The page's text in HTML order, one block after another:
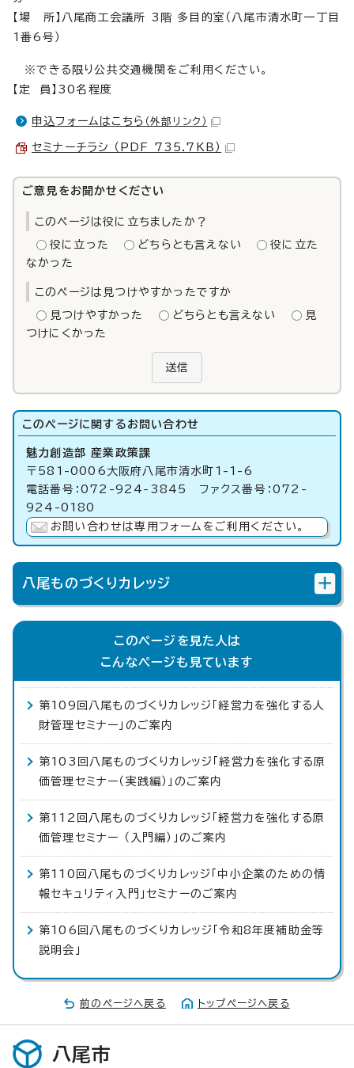
【場 所】八尾商工会議所 3階 多目的室（八尾市清水町一丁目
1番6号）
※できる限り公共交通機関をご利用ください。
【定 員】30名程度
申込フォームはこちら （外部リンク）
セミナーチラシ （PDF 735.7KB）
ご意見をお聞かせください
このページは役に立ちましたか？
役に立った どちらとも言えない
役に立た
なかった
このページは見つけやすかったですか
見つけやすかった どちらとも言えない
見
つけにくかった
送信
このページに関する お問い合わせ
魅力創造部 産業政策課
〒581-0006大阪府八尾市清水町1-1-6
電話番号：072-924-3845 ファクス番号：072-
924-0180
お問い合わせは専用フォームをご利用ください。
八尾ものづくりカレッジ
このページを見た人は
こんなページも見ています
第109回八尾ものづくりカレッジ「経営力を強化する人
財管理セミナー」のご案内
第103回八尾ものづくりカレッジ「経営力を強化する原
価管理セミナー（実践編）」のご案内
第112回八尾ものづくりカレッジ「経営力を強化する原
価管理セミナー （入門編）」のご案内
第110回八尾ものづくりカレッジ「中小企業のための情
報セキュリティ入門」セミナーのご案内
第106回八尾ものづくりカレッジ「令和8年度補助金等
説明会」
前のページへ戻る トップページへ戻る
八尾市